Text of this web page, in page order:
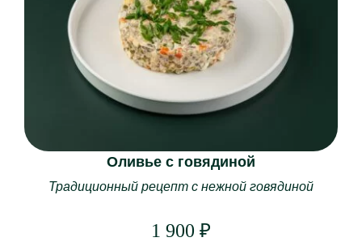
О НАС
О ресторане
Банкеты
Корпоративное питание
Контакты
Оливье с говядиной
Традиционный рецепт с нежной говядиной
1 900 ₽